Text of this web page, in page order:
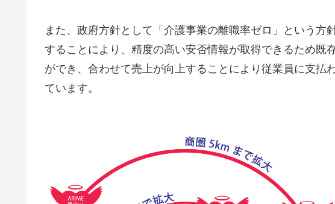
また、政府方針として「介護事業の離職率ゼロ」という方
することにより、精度の高い安否情報が取得できるため既
ができ、合わせて売上が向上することにより従業員に支払
ています。